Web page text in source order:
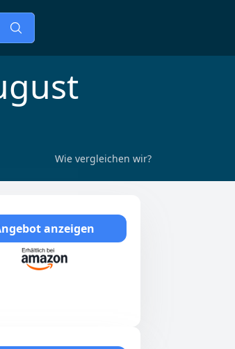
Wie vergleichen wir?
anzeigen